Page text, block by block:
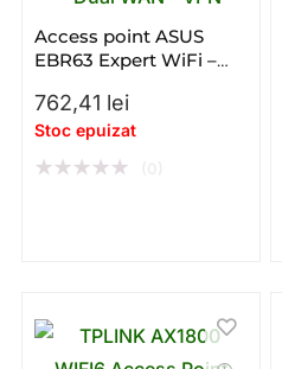
Access point ASUS
EBR63 Expert WiFi –
WiFi 6 – AX
762,41 lei
Stoc epuizat
★★★★★